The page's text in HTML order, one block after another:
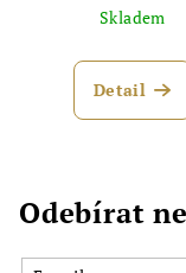
Skladem
Detail
Odebírat